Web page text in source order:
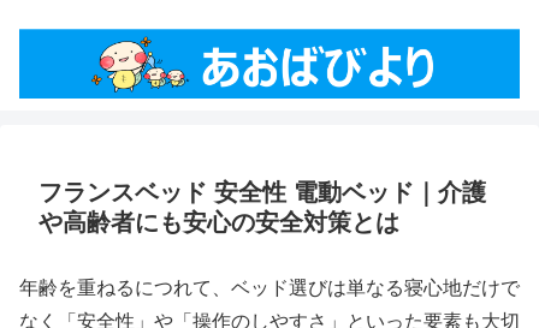
フランスベッド 安全性 電動ベッド｜介護
や高齢者にも安心の安全対策とは
年齢を重ねるにつれて、ベッド選びは単なる寝心地だけで
なく「安全性」や「操作のしやすさ」といった要素も大切